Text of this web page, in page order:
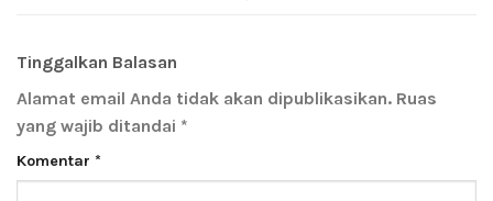
Tinggalkan Balasan
Alamat email Anda tidak akan dipublikasikan. Ruas
yang wajib ditandai *
Komentar *